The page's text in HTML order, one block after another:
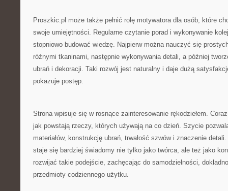
Proszkic.pl może także pełnić rolę motywatora dla osób, które
swoje umiejętności. Regularne czytanie porad i wykonywanie
stopniowo budować wiedzę. Najpierw można nauczyć się
różnymi tkaninami, następnie wykonywania detali, a później
ubrań i dekoracji. Taki rozwój jest naturalny i daje dużą
pokazuje postęp.
Strona wpisuje się w rosnące zainteresowanie rękodziełem.
jak powstają rzeczy, których używają na co dzień. Szycie
materiałów, konstrukcję ubrań, trwałość szwów i znaczenie
staje się bardziej świadomy nie tylko jako twórca, ale też jako
rozwijać takie podejście, zachęcając do samodzielności,
przedmioty codziennego użytku.